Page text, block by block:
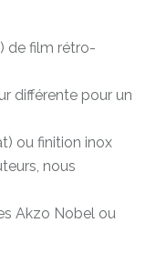
de film rétro-
différente pour un
ou finition inox
nous
Akzo Nobel ou